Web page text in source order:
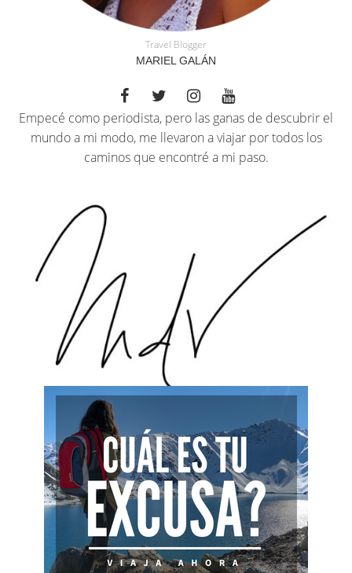
Travel Blogger
MARIEL GALÁN
Empecé como periodista, pero las ganas de descubrir el
mundo a mi modo, me llevaron a viajar por todos los
caminos que encontré a mi paso.